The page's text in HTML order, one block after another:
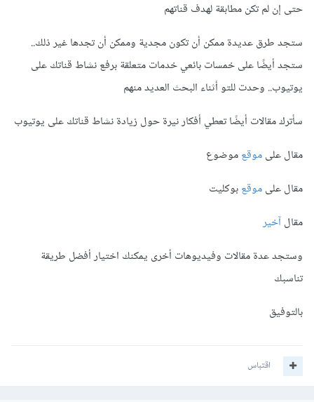
حتى إن لم تكن مطابقة لهدف قناتهم
ستجد طرق عديدة ممكن أن تكون مجدية وممكن أن تجدها غير ذلك..
ستجد أيضًا على خمسات بائعي خدمات متعلقة برفع نشاط قناتك على
يوتيوب.. وحدت للتو أثناء البحث العديد منهم
سأترك مقالات أيضًا تعطي أفكار نيرة حول زيادة نشاط قناتك على يوتيوب
مقال علىموقعموضوع
مقال علىموقعبوكليت
مقالآخير
وستجد عدة مقالات وفيديوهات أخرى يمكنك اختيار أفضل طريقة
تناسبك
بالتوفيق
اقتباس